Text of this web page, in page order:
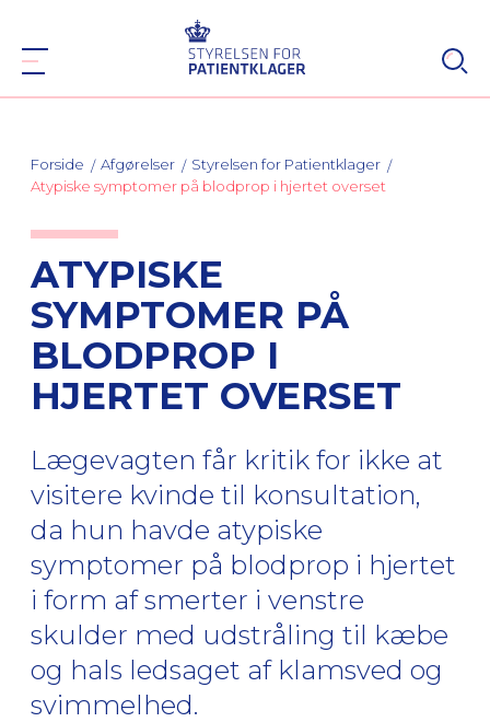
Forside Afgørelser
Styrelsen for Patientklager
Atypiske symptomer på blodprop i hjertet overset
ATYPISKE
SYMPTOMER PÅ
BLODPROP I
HJERTET OVERSET
Lægevagten får kritik for ikke at
visitere kvinde til konsultation,
da hun havde atypiske
symptomer på blodprop i hjertet
i form af smerter i venstre
skulder med udstråling til kæbe
og hals ledsaget af klamsved og
svimmelhed.